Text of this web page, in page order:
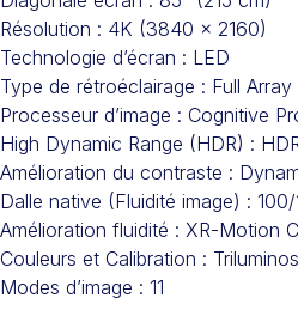
Résolution : 4K (3840 x 2160)
Technologie d’écran : LED
Type de rétroéclairage : Full
Processeur d’image : Cognitive
High Dynamic Range (HDR) :
Amélioration du contraste :
Dalle native (Fluidité image) :
Amélioration fluidité : XR-Motion
Couleurs et Calibration :
Modes d’image : 11